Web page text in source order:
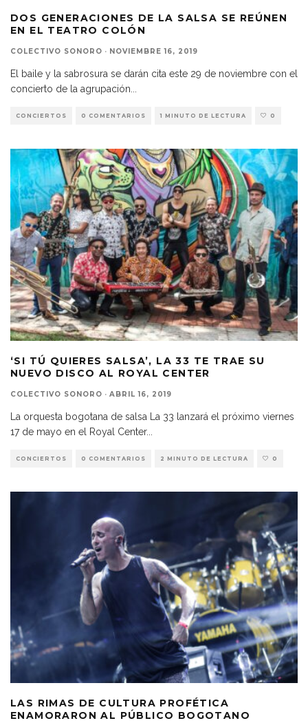
DOS GENERACIONES DE LA SALSA SE REÚNEN
EN EL TEATRO COLÓN
COLECTIVO SONORO · NOVIEMBRE 16, 2019
El baile y la sabrosura se darán cita este 29 de noviembre con el
concierto de la agrupación
CONCIERTOS 0 COMENTARIOS 1 MINUTO DE LECTURA 0
‘SI TÚ QUIERES SALSA’, LA 33 TE TRAE SU
NUEVO DISCO AL ROYAL CENTER
COLECTIVO SONORO · ABRIL 16, 2019
La orquesta bogotana de salsa La 33 lanzará el próximo viernes
17 de mayo en el Royal Center...
CONCIERTOS 0 COMENTARIOS 2 MINUTO DE LECTURA 0
LAS RIMAS DE CULTURA PROFÉTICA
ENAMORARON AL PÚBLICO BOGOTANO